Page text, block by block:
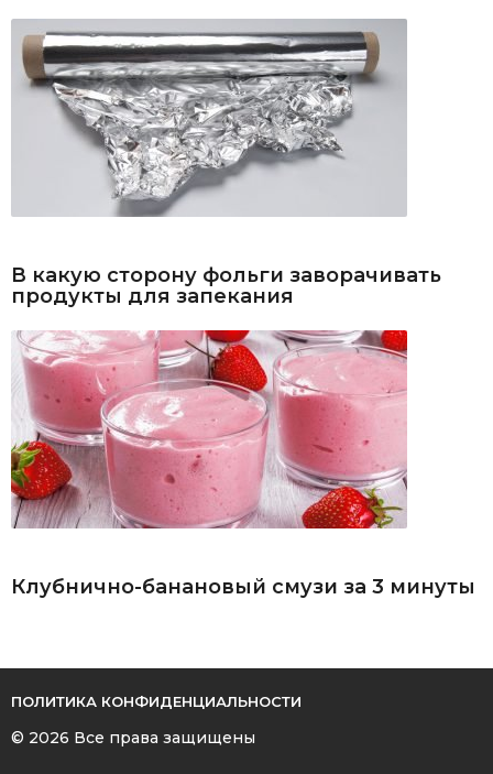
В какую сторону фольги заворачивать
продукты для запекания
Клубнично-банановый смузи за 3 минуты
ПОЛИТИКА КОНФИДЕНЦИАЛЬНОСТИ
© 2026 Все права защищены